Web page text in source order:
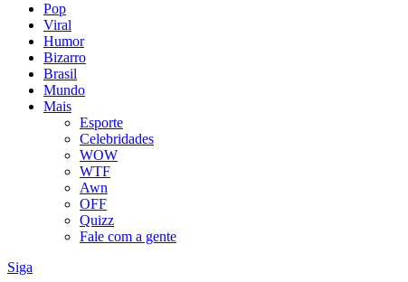
Pop
Viral
Humor
Bizarro
Brasil
Mundo
Mais
Esporte
Celebridades
WOW
WTF
Awn
OFF
Quizz
Fale com a gente
Siga